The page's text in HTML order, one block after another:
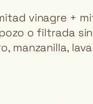
vinagre +
o filtrada
manzanilla,